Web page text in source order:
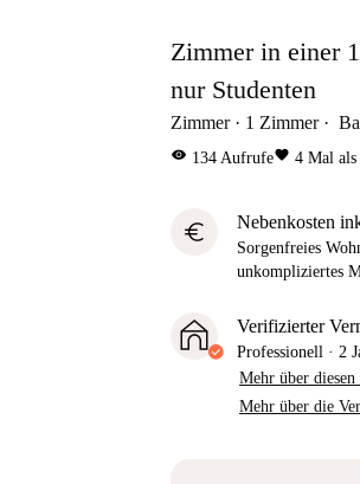
Zimmer in einer
nur Studenten
Zimmer 1 Zimmer
visibility 134 Aufrufefavorite 4 Mal als
euro Nebenkosten
Sorgenfreies
unkompliziertes
Verifizierter
Professionell · 2
Mehr über
Mehr über die